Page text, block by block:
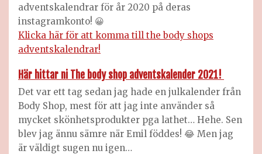
adventskalendrar för år 2020 på deras
instagramkonto! 😀
Klicka här för att komma till the body shops
adventskalendrar!
Här hittar ni The body shop adventskalender 2021!
Det var ett tag sedan jag hade en julkalender från
Body Shop, mest för att jag inte använder så
mycket skönhetsprodukter pga lathet… Hehe. Sen
blev jag ännu sämre när Emil föddes! 😂 Men jag
är väldigt sugen nu igen…